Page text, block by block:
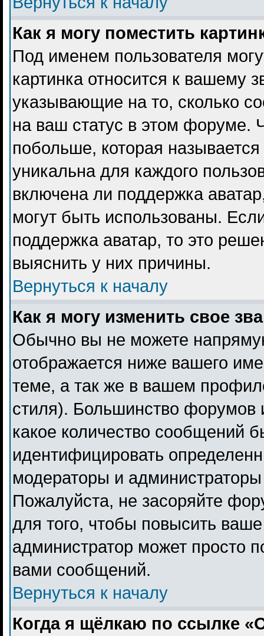
Как я могу поместить
Под именем пользователя
картинка относится к вашему
указывающие на то, сколько
на ваш статус в этом форуме.
побольше, которая
уникальна для каждого
включена ли поддержка
могут быть использованы.
поддержка аватар, то это
выяснить у них причины.
Вернуться к началу
Как я могу изменить свое
Обычно вы не можете
отображается ниже вашего
теме, а так же в вашем
стиля). Большинство форумов
какое количество сообщений
идентифицировать
модераторы и
Пожалуйста, не засоряйте
для того, чтобы повысить
администратор может просто
вами сообщений.
Вернуться к началу
Когда я щёлкаю по ссылке